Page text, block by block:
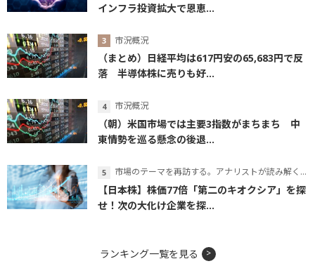
インフラ投資拡大で恩恵...
市況概況
（まとめ）日経平均は617円安の65,683円で反
落 半導体株に売りも好...
市況概況
（朝）米国市場では主要3指数がまちまち 中
東情勢を巡る懸念の後退...
市場のテーマを再訪する。アナリストが読み解くテーマの本質
【日本株】株価77倍「第二のキオクシア」を探
せ！次の大化け企業を探...
ランキング一覧を見る